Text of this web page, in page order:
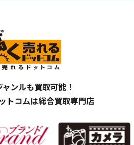
ンルも買取可能！
トコムは総合買取専門店